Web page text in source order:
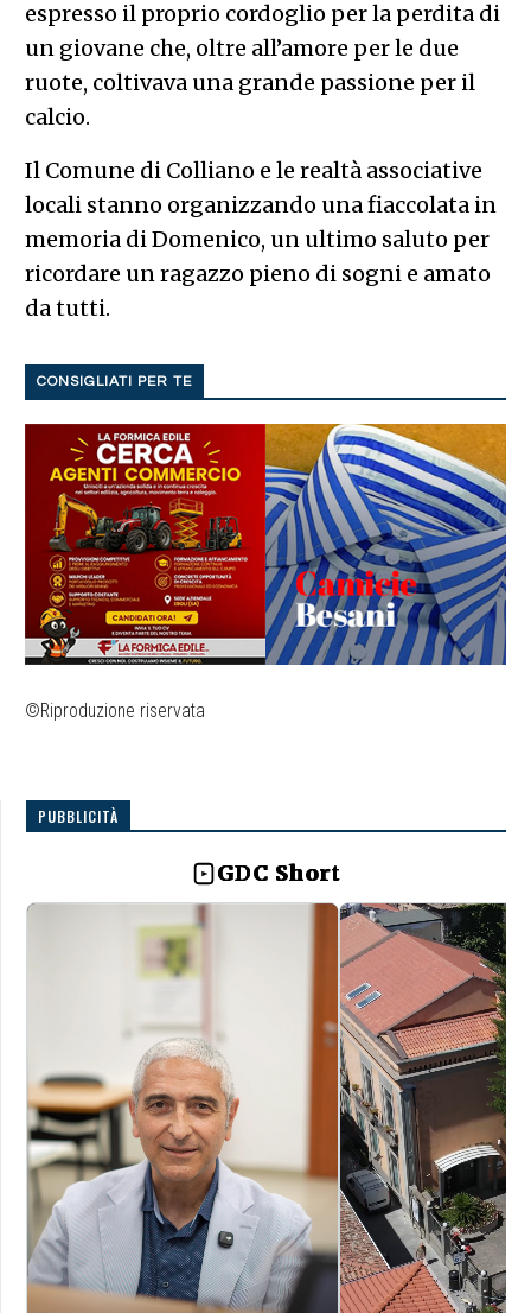
espresso il proprio cordoglio per la perdita di
un giovane che, oltre all’amore per le due
ruote, coltivava una grande passione per il
calcio.
Il Comune di Colliano e le realtà associative
locali stanno organizzando una fiaccolata in
memoria di Domenico, un ultimo saluto per
ricordare un ragazzo pieno di sogni e amato
da tutti.
CONSIGLIATI PER TE
©Riproduzione riservata
PUBBLICITÀ
GDC Short